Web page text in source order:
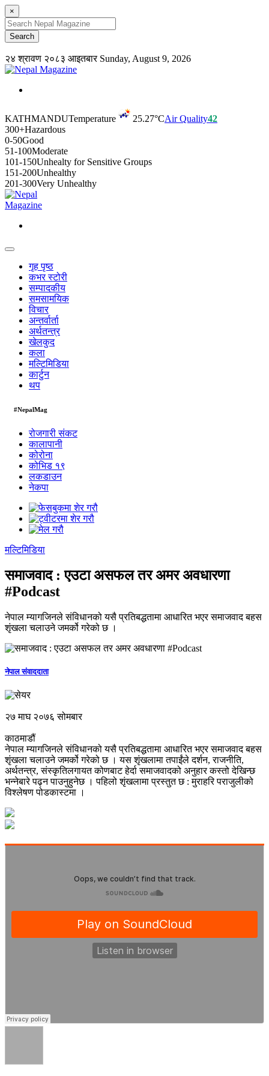
×
२४ श्रावण २०८३ आइतबारSunday, August 9, 2026
KATHMANDUTemperature 25.27°CAir Quality42
300+Hazardous
0-50Good
51-100Moderate
101-150Unhealty for Sensitive Groups
151-200Unhealthy
201-300Very Unhealthy
गृह पृष्ठ
कभर स्टोरी
सम्पादकीय
समसामयिक
विचार
अन्तर्वार्ता
अर्थतन्त्र
खेलकुद
कला
मल्टिमिडिया
कार्टुन
थप
#NepalMag
रोजगारी संकट
कालापानी
कोरोना
कोभिड १९
लकडाउन
नेकपा
मल्टिमिडिया
समाजवाद : एउटा असफल तर अमर अवधारणा
#Podcast
नेपाल म्यागजिनले संविधानको यसै प्रतिबद्धतामा आधारित भएर समाजवाद बहस
शृंखला चलाउने जमर्को गरेको छ ।
नेपाल संवाददाता
२७ माघ २०७६ सोमबार
काठमाडौं
नेपाल म्यागजिनले संविधानको यसै प्रतिबद्धतामा आधारित भएर समाजवाद बहस
शृंखला चलाउने जमर्को गरेको छ । यस शृंखलामा तपाईंले दर्शन, राजनीति,
अर्थतन्त्र, संस्कृतिलगायत कोणबाट हेर्दा समाजवादको अनुहार कस्तो देखिन्छ
भन्नेबारे पढ्न पाउनुहुनेछ । पहिलो शृंखलामा प्रस्तुत छ : मुराहरि पराजुलीको
विश्लेषण पोडकास्टमा ।